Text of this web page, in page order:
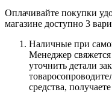
Оплачивайте покупки
магазине доступно 3
Наличные при
Менеджер
уточнить детали
средства,